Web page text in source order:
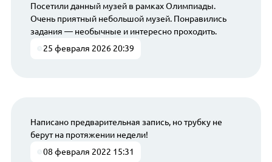
Посетили данный музей в рамках Олимпиады.
Очень приятный небольшой музей. Понравились
задания — необычные и интересно проходить.
25 февраля 2026 20:39
Написано предварительная запись, но трубку не
берут на протяжении недели!
08 февраля 2022 15:31